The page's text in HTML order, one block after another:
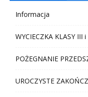
Informacja
WYCIECZKA KLASY
POŻEGNANIE
UROCZYSTE